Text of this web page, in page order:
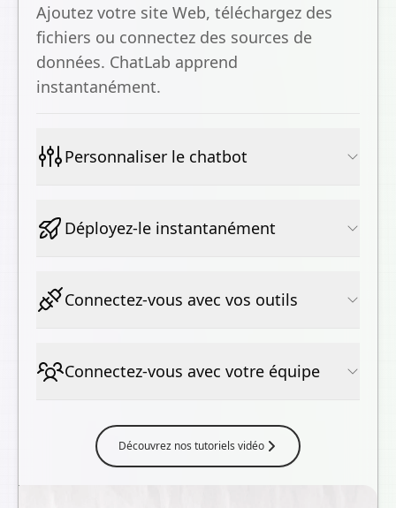
Ajoutez votre site Web, téléchargez des
fichiers ou connectez des sources de
données. ChatLab apprend
instantanément.
Personnaliser le chatbot
Déployez-le instantanément
Connectez-vous avec vos outils
Connectez-vous avec votre équipe
Découvrez nos tutoriels vidéo